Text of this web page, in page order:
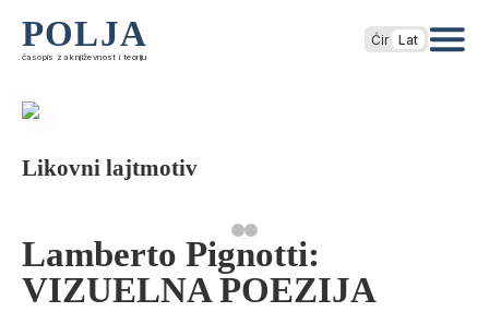
POLJA
časopis za književnost i teoriju
Ćir Lat
Likovni lajtmotiv
Lamberto Pignotti:
VIZUELNA POEZIJA